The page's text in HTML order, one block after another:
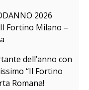
2026
Fortino Milano –
dell’anno con
“Il Fortino
Romana!